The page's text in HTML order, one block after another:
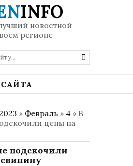
INFO
новостной
регионе
2023 » Февраль » 4 » В
цены на
подскочили